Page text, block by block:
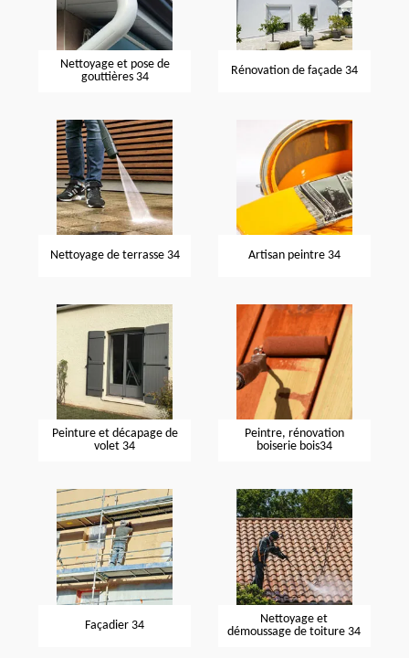
Nettoyage et pose de
gouttières 34
Rénovation de façade 34
Nettoyage de terrasse 34 Artisan peintre 34
Peinture et décapage de
volet 34
Peintre, rénovation
boiserie bois34
Façadier 34
Nettoyage et
démoussage de toiture 34